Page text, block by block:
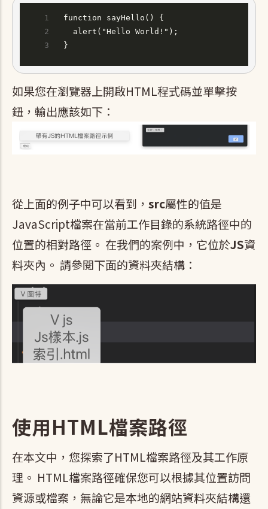
function sayHello() {
  alert("Hello World!");
}
如果您在瀏覽器上開啟HTML程式碼並單擊按
鈕，輸出應該如下：
從上面的例子中可以看到， src屬性的值是
JavaScript檔案在當前工作目錄的系統路徑中的
位置的相對路徑。 在我們的案例中，它位於JS資
料夾內。 請參閱下面的資料夾結構：
使用HTML檔案路徑
在本文中，您探索了HTML檔案路徑及其工作原
理。 HTML檔案路徑確保您可以根據其位置訪問
資源或檔案，無論它是本地的網站資料夾結構還